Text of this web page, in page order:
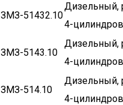
ЗМЗ-51432.10
Дизельный,
4-
ЗМЗ-5143.10
Дизельный,
4-
ЗМЗ-514.10
Дизельный,
4-